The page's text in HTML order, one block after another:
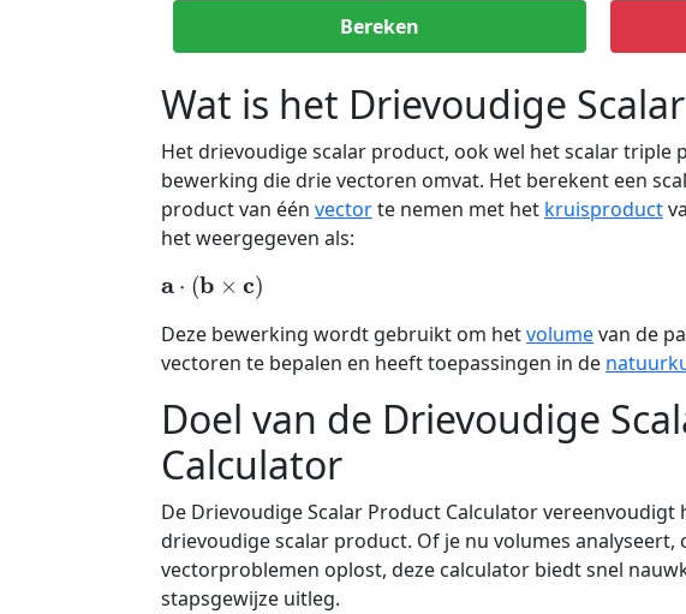
Bereken
Wat is het Drievoudige
Het drievoudige scalar product, ook wel het scalar triple
bewerking die drie vectoren omvat. Het berekent een
product van één vectorte nemen met het kruisproduct
het weergegeven als:
b×
Deze bewerking wordt gebruikt om hetvolumevan de
vectoren te bepalen en heeft toepassingen in de
Doel van de Drievoudige
Calculator
De Drievoudige Scalar Product Calculator
drievoudige scalar product. Of je nu volumes
vectorproblemen oplost, deze calculator biedt snel
stapsgewijze uitleg.